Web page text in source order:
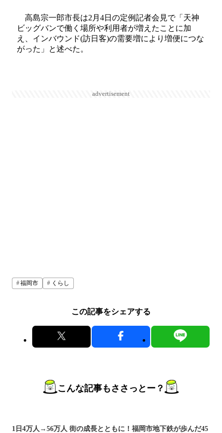
高島宗一郎市長は2月4日の定例記者会見で「天神
ビッグバンで働く場所や利用者が増えたことに加
え、インバウンド(訪日客)の需要増により増便につな
がった」と述べた。
advertisement
福岡市 くらし
この記事をシェアする
こんな記事もささっとー？
1日4万人→56万人 街の成長とともに！福岡市地下鉄が歩んだ45